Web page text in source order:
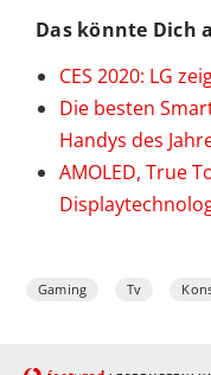
Das könnte Dich
CES 2020: LG
Die besten
Handys des
AMOLED, True
Gaming Tv